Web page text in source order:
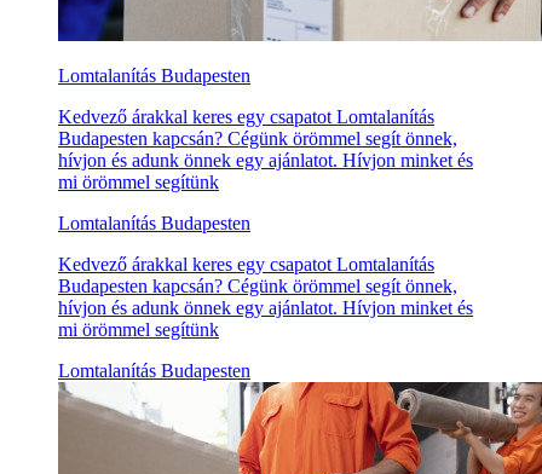
Lomtalanítás Budapesten
Kedvező árakkal keres egy csapatot Lomtalanítás
Budapesten kapcsán? Cégünk örömmel segít önnek,
hívjon és adunk önnek egy ajánlatot. Hívjon minket és
mi örömmel segítünk
Lomtalanítás Budapesten
Kedvező árakkal keres egy csapatot Lomtalanítás
Budapesten kapcsán? Cégünk örömmel segít önnek,
hívjon és adunk önnek egy ajánlatot. Hívjon minket és
mi örömmel segítünk
Lomtalanítás Budapesten